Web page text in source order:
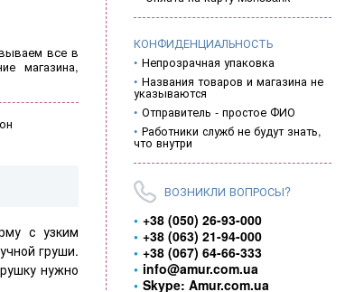
все в
магазина,
с узким
груши.
нужно
КОНФИДЕНЦИАЛЬНОСТЬ
Непрозрачная упаковка
Названия товаров и магазина не
указываются
Отправитель - простое ФИО
Работники служб не будут знать,
что внутри
ВОЗНИКЛИ ВОПРОСЫ?
+38 (050) 26-93-000
+38 (063) 21-94-000
+38 (067) 64-66-333
info@amur.com.ua
Skype: Amur.com.ua